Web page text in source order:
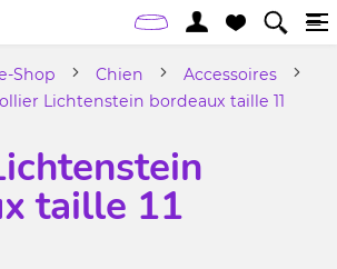
Shop Chien
Accessoires
Lichtenstein bordeaux taille 11
taille 11